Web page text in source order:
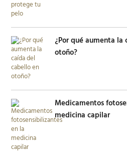
¿Por qué aumenta
otoño?
Medicamentos
medicina capilar